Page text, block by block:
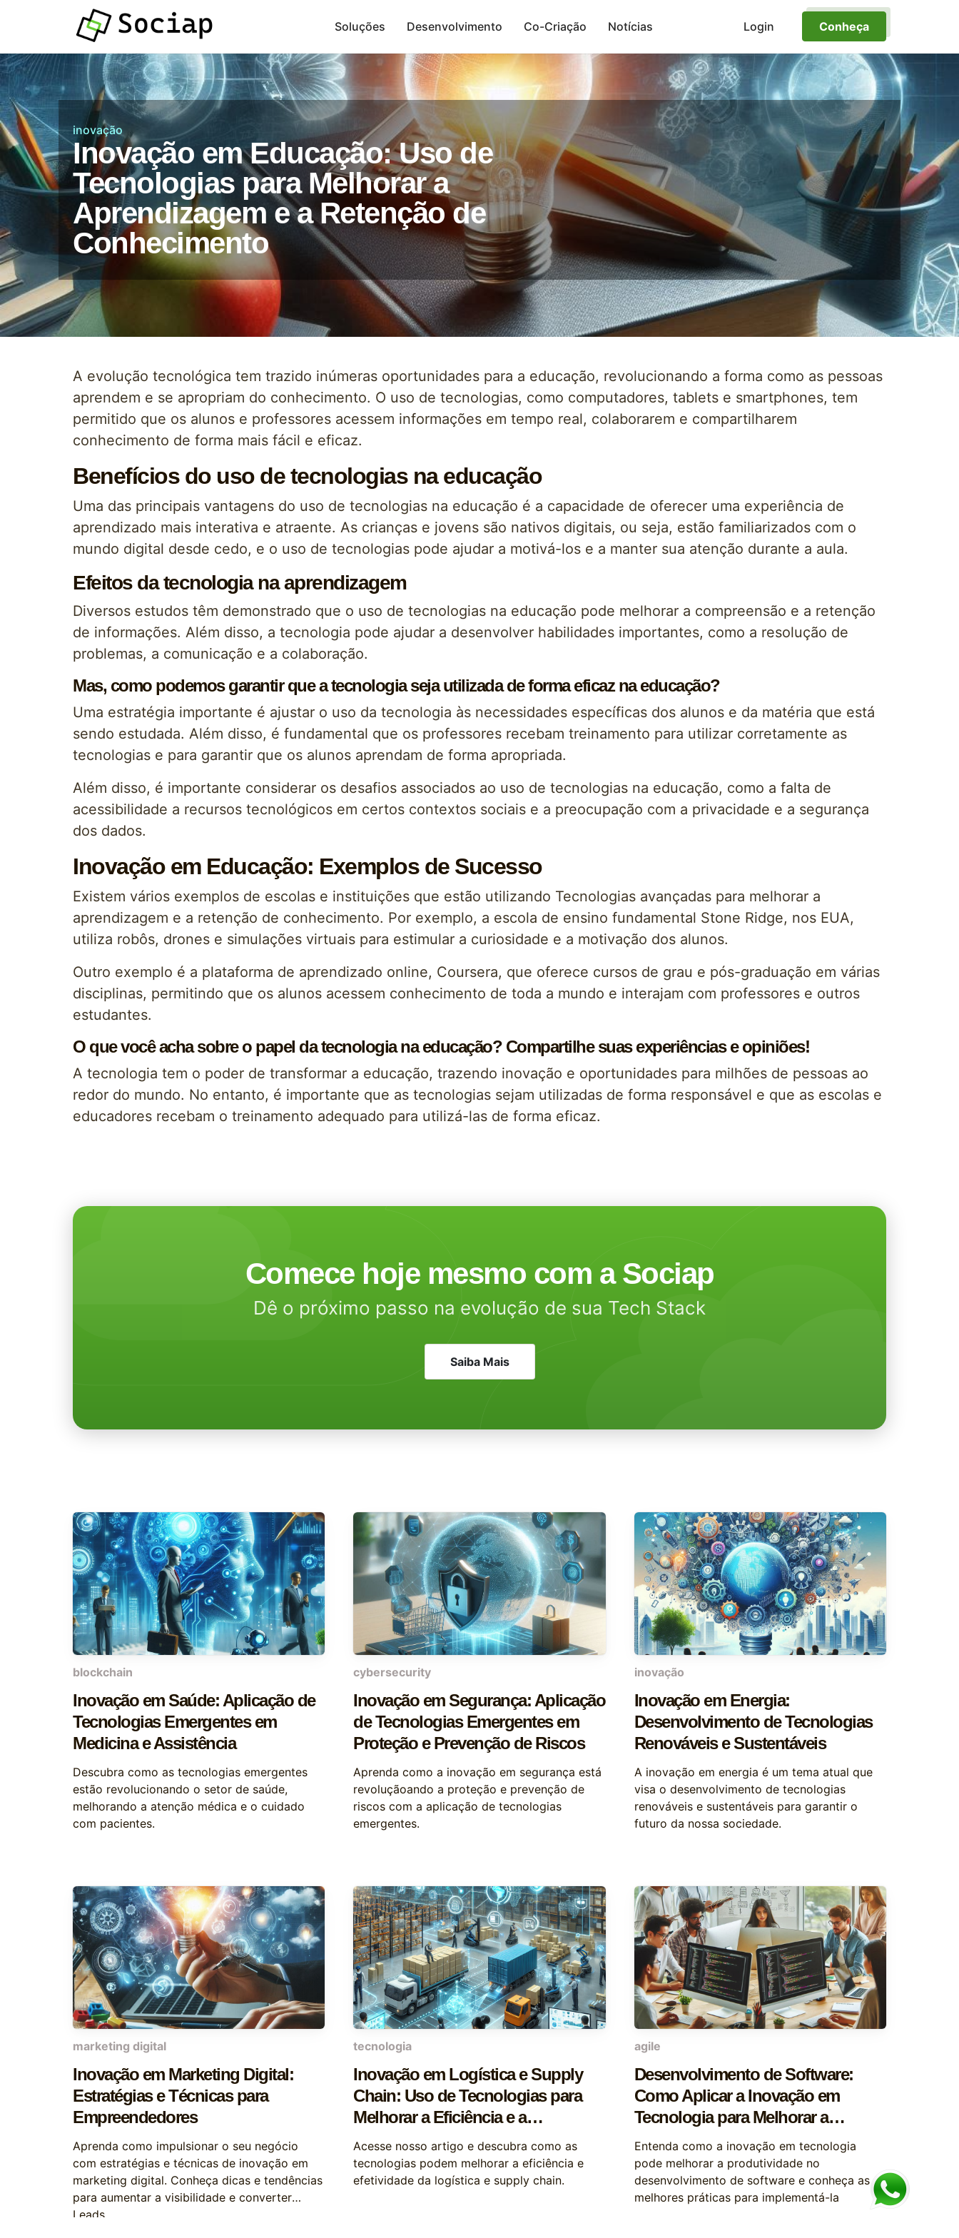
Soluções
Atendimento por Presença Digital
Desenvolvimento Co-Criação Notícias Login Conheça
inovação
Inovação em Educação: Uso de
Tecnologias para Melhorar a
Aprendizagem e a Retenção de
Conhecimento
A evolução tecnológica tem trazido inúmeras oportunidades para a educação, revolucionando a forma como as pessoas
aprendem e se apropriam do conhecimento. O uso de tecnologias, como computadores, tablets e smartphones, tem
permitido que os alunos e professores acessem informações em tempo real, colaborarem e compartilharem
conhecimento de forma mais fácil e eficaz.
Benefícios do uso de tecnologias na educação
Uma das principais vantagens do uso de tecnologias na educação é a capacidade de oferecer uma experiência de
aprendizado mais interativa e atraente. As crianças e jovens são nativos digitais, ou seja, estão familiarizados com o
mundo digital desde cedo, e o uso de tecnologias pode ajudar a motivá-los e a manter sua atenção durante a aula.
Efeitos da tecnologia na aprendizagem
Diversos estudos têm demonstrado que o uso de tecnologias na educação pode melhorar a compreensão e a retenção
de informações. Além disso, a tecnologia pode ajudar a desenvolver habilidades importantes, como a resolução de
problemas, a comunicação e a colaboração.
Mas, como podemos garantir que a tecnologia seja utilizada de forma eficaz na educação?
Uma estratégia importante é ajustar o uso da tecnologia às necessidades específicas dos alunos e da matéria que está
sendo estudada. Além disso, é fundamental que os professores recebam treinamento para utilizar corretamente as
tecnologias e para garantir que os alunos aprendam de forma apropriada.
Além disso, é importante considerar os desafios associados ao uso de tecnologias na educação, como a falta de
acessibilidade a recursos tecnológicos em certos contextos sociais e a preocupação com a privacidade e a segurança
dos dados.
Inovação em Educação: Exemplos de Sucesso
Existem vários exemplos de escolas e instituições que estão utilizando Tecnologias avançadas para melhorar a
aprendizagem e a retenção de conhecimento. Por exemplo, a escola de ensino fundamental Stone Ridge, nos EUA,
utiliza robôs, drones e simulações virtuais para estimular a curiosidade e a motivação dos alunos.
Outro exemplo é a plataforma de aprendizado online, Coursera, que oferece cursos de grau e pós-graduação em várias
disciplinas, permitindo que os alunos acessem conhecimento de toda a mundo e interajam com professores e outros
estudantes.
O que você acha sobre o papel da tecnologia na educação? Compartilhe suas experiências e opiniões!
A tecnologia tem o poder de transformar a educação, trazendo inovação e oportunidades para milhões de pessoas ao
redor do mundo. No entanto, é importante que as tecnologias sejam utilizadas de forma responsável e que as escolas e
educadores recebam o treinamento adequado para utilizá-las de forma eficaz.
Comece hoje mesmo com a Sociap
Dê o próximo passo na evolução de sua Tech Stack
Saiba Mais
blockchain
Inovação em Saúde: Aplicação de
Tecnologias Emergentes em
Medicina e Assistência
Descubra como as tecnologias emergentes
estão revolucionando o setor de saúde,
melhorando a atenção médica e o cuidado
com pacientes.
cybersecurity
Inovação em Segurança: Aplicação
de Tecnologias Emergentes em
Proteção e Prevenção de Riscos
Aprenda como a inovação em segurança está
revoluçãoando a proteção e prevenção de
riscos com a aplicação de tecnologias
emergentes.
inovação
Inovação em Energia:
Desenvolvimento de Tecnologias
Renováveis e Sustentáveis
A inovação em energia é um tema atual que
visa o desenvolvimento de tecnologias
renováveis e sustentáveis para garantir o
futuro da nossa sociedade.
marketing digital
Inovação em Marketing Digital:
Estratégias e Técnicas para
Empreendedores
Aprenda como impulsionar o seu negócio
com estratégias e técnicas de inovação em
marketing digital. Conheça dicas e tendências
para aumentar a visibilidade e converter
Leads
tecnologia
Inovação em Logística e Supply
Chain: Uso de Tecnologias para
Melhorar a Eficiência e a
Efetividade
Acesse nosso artigo e descubra como as
tecnologias podem melhorar a eficiência e
efetividade da logística e supply chain.
agile
Desenvolvimento de Software:
Como Aplicar a Inovação em
Tecnologia para Melhorar a
Produtividade
Entenda como a inovação em tecnologia
pode melhorar a produtividade no
desenvolvimento de software e conheça as
melhores práticas para implementá-la